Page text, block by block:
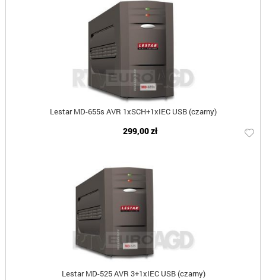
Lestar MD-655s AVR 1xSCH+1xIEC USB (czarny)
299,00 zł
Lestar MD-525 AVR 3+1xIEC USB (czarny)